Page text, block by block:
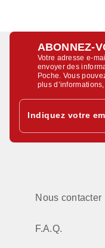
ABONNEZ-
Votre adresse e-
envoyer des
Poche. Vous
plus
Indiquez votre
Nous contacter
F.A.Q.